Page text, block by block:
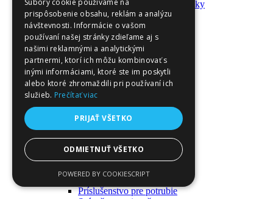
Zmývateľné tetovačky a nálepky
Domáci majster a nástroje
Elektrické zapojenie
Časové spínače
Diferenciálne spínače
Domové zvončeky
Elektrické káble
Káble
Káblové navijáky
Monitory napájania
Nástenné dosky a rámy
Nástroje a ovládače
Podávače
Príruby
Príslušenstvo pre potrubie
Súbory cookie používame na
prispôsobenie obsahu, reklám a analýzu
návštevnosti. Informácie o vašom
používaní našej stránky zdieľame aj s
našimi reklamnými a analytickými
partnermi, ktorí ich môžu kombinovať s
inými informáciami, ktoré ste im poskytli
alebo ktoré zhromaždili pri používaní ich
služieb. Prečítať viac
PRIJAŤ VŠETKO
ODMIETNUŤ VŠETKO
POWERED BY COOKIESCRIPT